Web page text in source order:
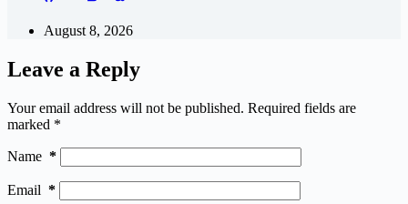
August 8, 2026
Leave a Reply
Your email address will not be published. Required fields are
marked *
Name *
Email *